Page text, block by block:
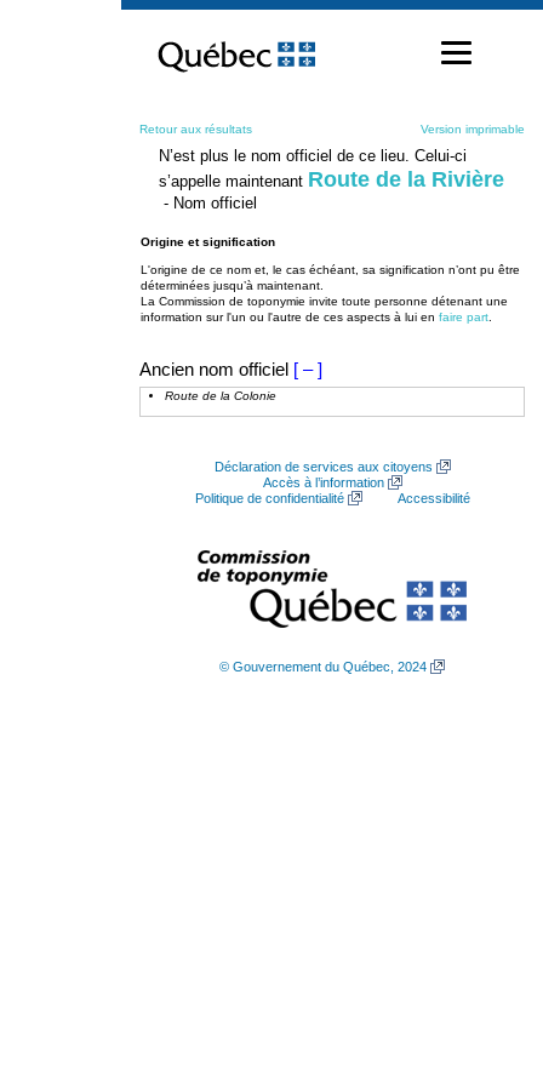
contenu
Retour aux résultats Version imprimable
N’est plus le nom officiel de ce lieu. Celui-ci
s’appelle maintenant Route de la Rivière
- Nom officiel
Origine et signification
L'origine de ce nom et, le cas échéant, sa signification n’ont pu être
déterminées jusqu’à maintenant.
La Commission de toponymie invite toute personne détenant une
information sur l'un ou l'autre de ces aspects à lui en faire part
Ancien nom officiel [ – ]
Route de la Colonie
Déclaration de services aux citoyens
Accès à l’information
Politique de confidentialité
Accessibilité
© Gouvernement du Québec, 2024